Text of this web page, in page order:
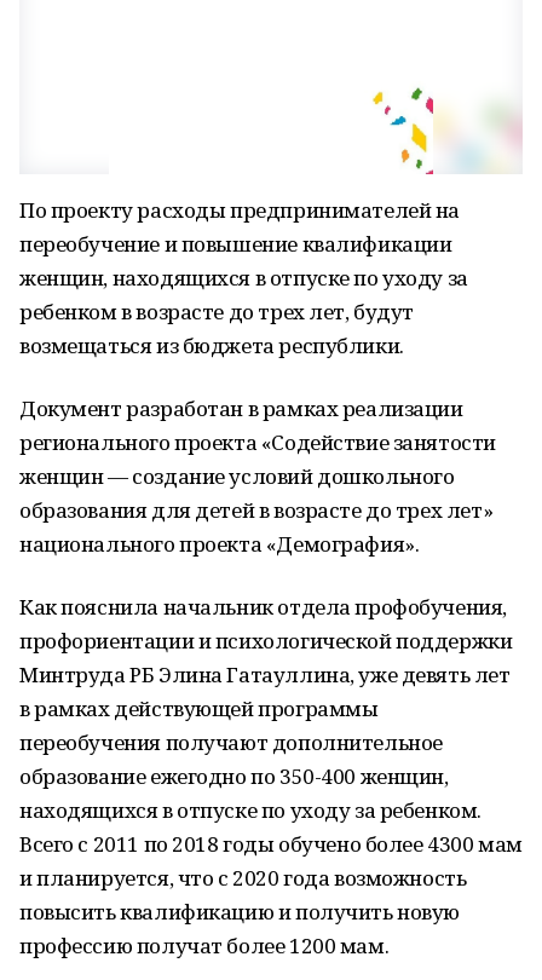
По проекту расходы предпринимателей на
переобучение и повышение квалификации
женщин, находящихся в отпуске по уходу за
ребенком в возрасте до трех лет, будут
возмещаться из бюджета республики.
Документ разработан в рамках реализации
регионального проекта «Содействие занятости
женщин — создание условий дошкольного
образования для детей в возрасте до трех лет»
национального проекта «Демография».
Как пояснила начальник отдела профобучения,
профориентации и психологической поддержки
Минтруда РБ Элина Гатауллина, уже девять лет
в рамках действующей программы
переобучения получают дополнительное
образование ежегодно по 350-400 женщин,
находящихся в отпуске по уходу за ребенком.
Всего с 2011 по 2018 годы обучено более 4300 мам
и планируется, что с 2020 года возможность
повысить квалификацию и получить новую
профессию получат более 1200 мам.